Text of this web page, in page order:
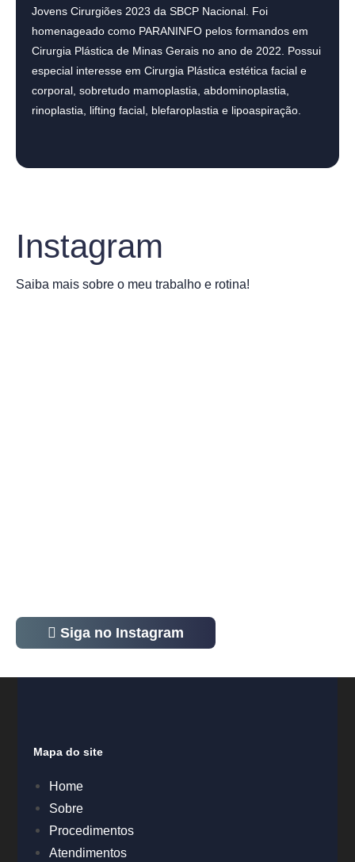
Jovens Cirurgiões 2023 da SBCP Nacional. Foi
homenageado como PARANINFO pelos formandos em
Cirurgia Plástica de Minas Gerais no ano de 2022. Possui
especial interesse em Cirurgia Plástica estética facial e
corporal, sobretudo mamoplastia, abdominoplastia,
rinoplastia, lifting facial, blefaroplastia e lipoaspiração.
Instagram
Saiba mais sobre o meu trabalho e rotina!
Siga no Instagram
Mapa do site
Home
Sobre
Procedimentos
Atendimentos